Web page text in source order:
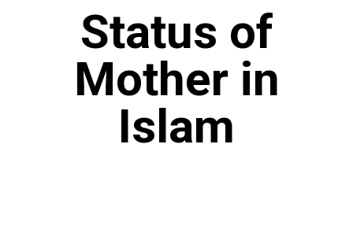
Status of
Mother in
Islam